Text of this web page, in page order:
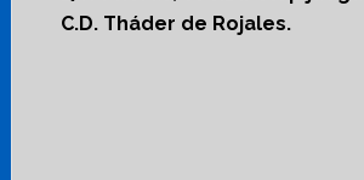
C.D. Tháder de Rojales.